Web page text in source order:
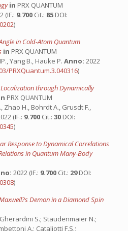
in PRX QUANTUM
(IF.: 9.700 Cit.: 85 DOI:
)
in Cold-Atom Quantum
in PRX QUANTUM
Yang B., Hauke P. Anno: 2022
PRXQuantum.3.040316)
through Dynamically
PRX QUANTUM
Zhao H., Bohrdt A., Grusdt F.,
(IF.: 9.700 Cit.: 30 DOI:
)
Response to Dynamical Correlations
in Quantum Many-Body
2022 (IF.: 9.700 Cit.: 29DOI:
)
Demon in a Diamond Spin
S.; Staudenmaier N.;
A.; Cataliotti F.S.;